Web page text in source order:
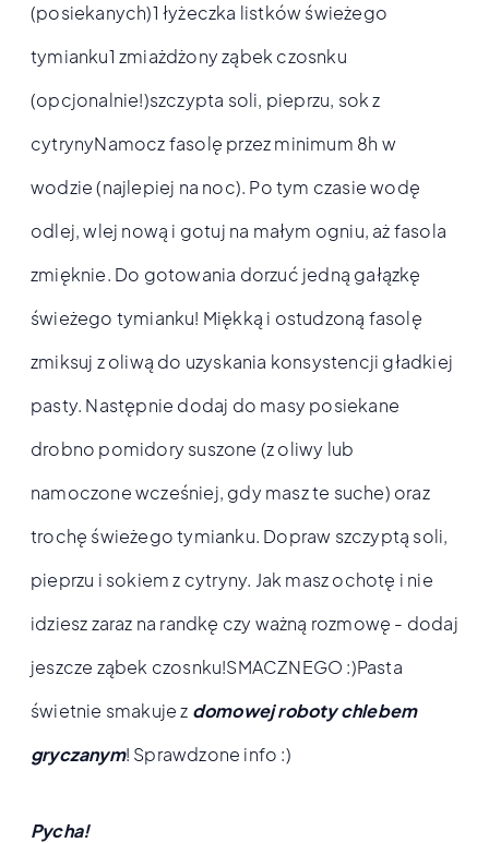
(posiekanych)1 łyżeczka listków świeżego
tymianku1 zmiażdżony ząbek czosnku
(opcjonalnie!)szczypta soli, pieprzu, sok z
cytrynyNamocz fasolę przez minimum 8h w
wodzie (najlepiej na noc). Po tym czasie wodę
odlej, wlej nową i gotuj na małym ogniu, aż fasola
zmięknie. Do gotowania dorzuć jedną gałązkę
świeżego tymianku! Miękką i ostudzoną fasolę
zmiksuj z oliwą do uzyskania konsystencji gładkiej
pasty. Następnie dodaj do masy posiekane
drobno pomidory suszone (z oliwy lub
namoczone wcześniej, gdy masz te suche) oraz
trochę świeżego tymianku. Dopraw szczyptą soli,
pieprzu i sokiem z cytryny. Jak masz ochotę i nie
idziesz zaraz na randkę czy ważną rozmowę - dodaj
jeszcze ząbek czosnku!SMACZNEGO :)Pasta
świetnie smakuje z domowej roboty chlebem
gryczanym! Sprawdzone info :)
Pycha!